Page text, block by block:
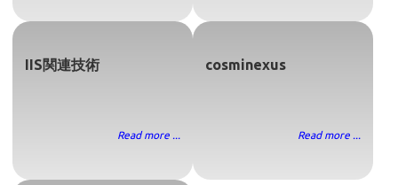
IIS関連技術
Read more ...
cosminexus
Read more ...